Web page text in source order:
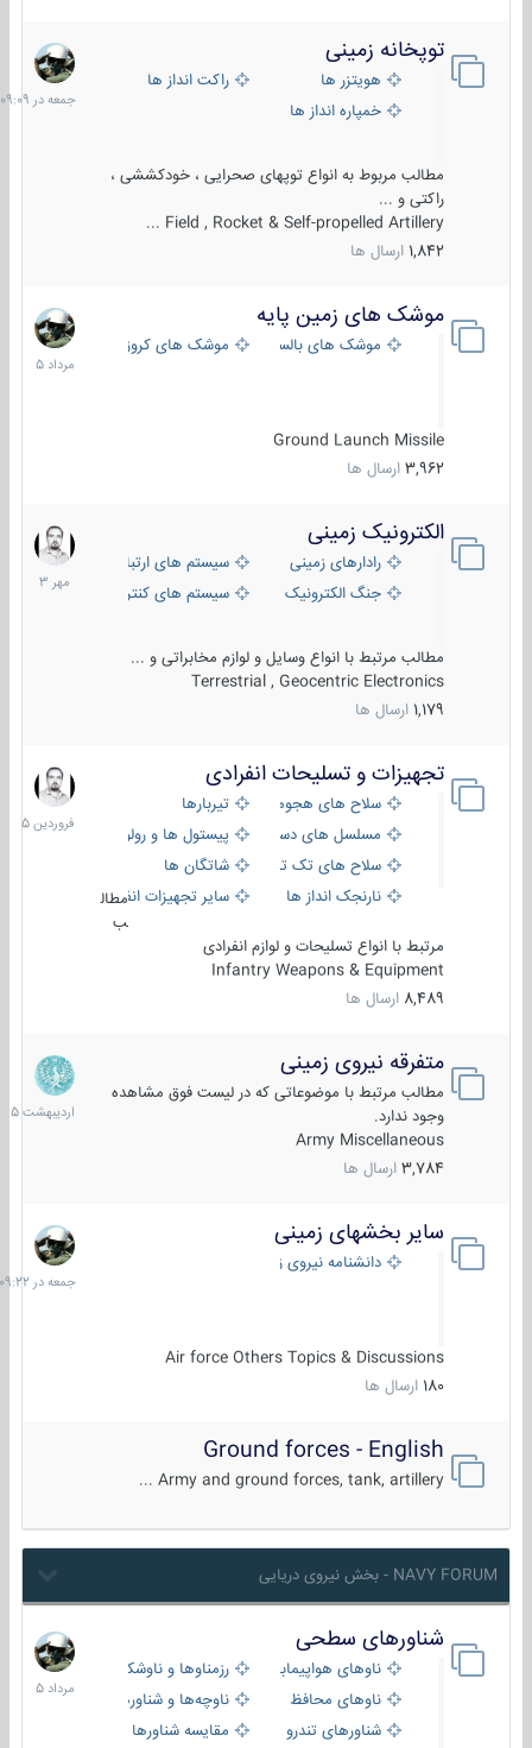
توپخانه زمینی
هویتزر ها
راکت انداز ها
خمپاره انداز ها
مطالب مربوط به انواع توپهای صحرایی ، خودکششی ،
راکتی و ...
Field , Rocket & Self-propelled Artillery ...
1,842 ارسال ها
جمعه
در
09:09
موشک های زمین پایه
موشک های بالستیک موشک های کروز
Ground Launch Missile
3,962 ارسال ها
2
مرداد
1405
الکترونیک زمینی
رادارهای زمینی
سیستم های ارتباطی و جمع آوری
جنگ الکترونیک
سیستم های کنترل آتش و تجهیزات
مطالب مرتبط با انواع وسایل و لوازم مخابراتی و ...
Terrestrial , Geocentric Electronics
1,179 ارسال ها
1
مهر
1403
تجهیزات و تسلیحات انفرادی
سلاح های هجومی
تیربارها
مسلسل های دستی
پیستول ها و رولورها
سلاح های تک تیر اندازیشاتگان ها
نارنجک انداز ها
سایر تجهیزات انفرادی
مطال
ب
مرتبط با انواع تسلیحات و لوازم انفرادی
Infantry Weapons & Equipment
8,489 ارسال ها
17
فروردین
1405
متفرقه نیروی زمینی
مطالب مرتبط با موضوعاتی که در لیست فوق مشاهده
وجود ندارد.
Army Miscellaneous
3,784 ارسال ها
27
1405
سایر بخشهای زمینی
دانشنامه نیروی زمینی
Air force Others Topics & Discussions
180 ارسال ها
جمعه
در
09:22
Ground forces - English
Army and ground forces, tank, artillery ...
NAVY FORUM - بخش نیروی دریایی
شناورهای سطحی
ناوهای هواپیمابر و بالگرد بررزمناوها و ناوشکن‌ها
ناوهای محافظ
ناوچه‌ها و شناورهای گشتی
شناورهای تندرو
مقایسه شناورها
2
مرداد
1405